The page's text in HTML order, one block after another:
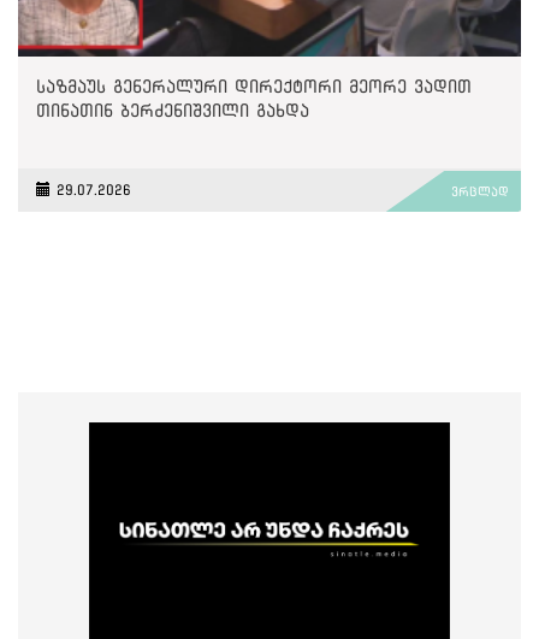
საზმაუს გენერალური დირექტორი მეორე ვადით
თინათინ ბერძენიშვილი გახდა
29.07.2026 ვრცლად